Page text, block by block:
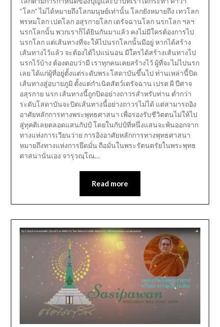
“โลก” ไม่ได้หมายถึงโลกมนุษย์เท่านั้น โลกยังหมายถึง เทวโลก
พรหมโลก เปตโลก อสุรกายโลก เดรัจฉานโลก นรกโลก ฯลฯ
นรกโลกนั้น พวกเราก็ได้ยินกันมาแล้ว คงไม่มีใครต้องการไป
นรกโลก แต่เส้นทางที่จะให้ไปนรกโลกนั้นมีอยู่ หากได้สร้าง
เส้นทางไว้แล้ว จะต้องได้ไปแน่นอน มีใครได้สร้างเส้นทางไป
นรกไว้บ้าง ต้องตอบว่ามี เราทุกคนเคยสร้างไว้ ผู้ที่จะไม่ไปนรก
เลย ได้แก่ผู้ที่อยู่ตั้งแต่ระดับพระโสดาบันขึ้นไป ท่านเหล่านี้ปิด
เส้นทางสู่อบายภูมิ ตั้งแต่กำเนิดสัตว์เดรัจฉาน เปรต ผี ปีศาจ
อสุรกาย นรก เส้นทางนี้ถูกปิดอย่างถาวรสำหรับท่าน ต่ำกว่า
ระดับโสดาบันจะปิดเส้นทางนี้อย่างถาวรไม่ได้ แต่สามารถอิง
อาศัยหลักการทางพระพุทธศาสนา เพื่อรองรับชีวิตตนไม่ให้ไป
สู่ทุคติเลยตลอดแสนกัปป์ โดยในกัปป์ที่หนึ่งแสนจะพ้นออกจาก
ทางแห่งการเวียนว่าย การอิงอาศัยหลักการทางพุทธศาสนา
หมายถึงทางแห่งการยึดมั่น ถือมั่นในพระรัตนตรัยในพระพุทธ
ศาสนานั่นเอง จารุวณฺโณ…
Read more